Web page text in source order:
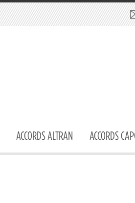
ACCORDS ALTRAN ACCORDS